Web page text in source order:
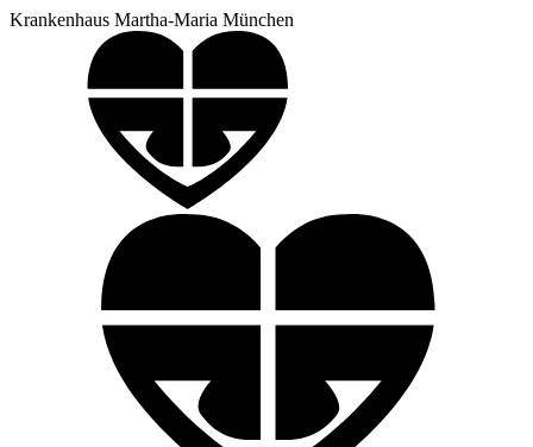
Krankenhaus Martha-Maria München